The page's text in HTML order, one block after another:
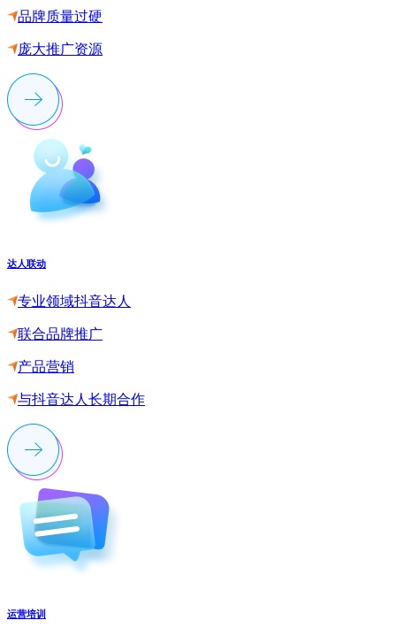
品牌质量过硬
庞大推广资源
达人联动
专业领域抖音达人
联合品牌推广
产品营销
与抖音达人长期合作
运营培训